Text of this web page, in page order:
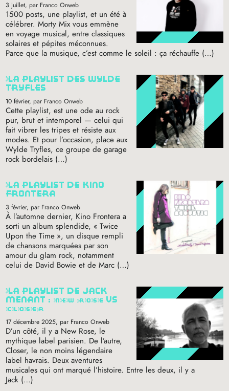
3 juillet, par Franco Onweb
1500 posts, une playlist, et un été à
célébrer. Morty Mix vous emmène
en voyage musical, entre classiques
solaires et pépites méconnues.
Parce que la musique, c’est comme le soleil : ça réchauffe (…)
la playlist des wylde
tryfles
10 février, par Franco Onweb
Cette playlist, est une ode au rock
pur, brut et intemporel — celui qui
fait vibrer les tripes et résiste aux
modes. Et pour l’occasion, place aux
Wylde Tryfles, ce groupe de garage
rock bordelais (…)
la playlist de kino
frontera
3 février, par Franco Onweb
À l’automne dernier, Kino Frontera a
sorti un album splendide, « Twice
Upon the Time », un disque rempli
de chansons marquées par son
amour du glam rock, notamment
celui de David Bowie et de Marc (…)
la playlist de jack
menant : new rose vs
closer
17 décembre 2025, par Franco Onweb
D’un côté, il y a New Rose, le
mythique label parisien. De l’autre,
Closer, le non moins légendaire
label havrais. Deux aventures
musicales qui ont marqué l’histoire. Entre les deux, il y a
Jack (…)